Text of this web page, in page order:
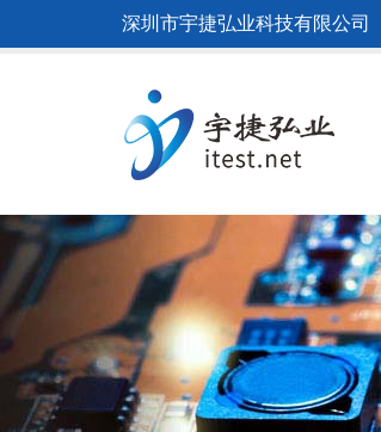
深圳市宇捷弘业科技有限公司